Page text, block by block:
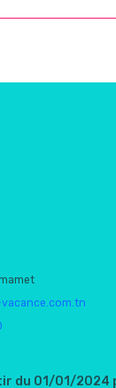
du 01/01/2024